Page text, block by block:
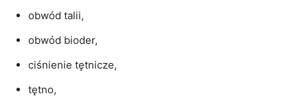
obwód talii,
obwód bioder,
ciśnienie tętnicze,
tętno,